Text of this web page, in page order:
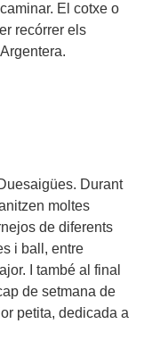
El cotxe o
recórrer els
Durant
moltes
de diferents
i ball, entre
I també al final
de setmana de
petita, dedicada a